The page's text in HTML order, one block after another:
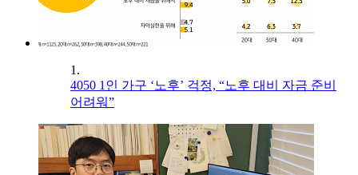
1.
4050 1인 가구 ‘노후’ 걱정, “노후 대비 자금 준비
어려워”